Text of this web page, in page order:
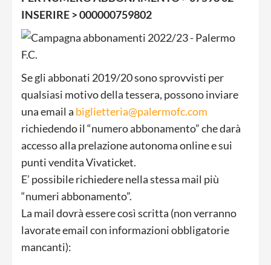
INSERIRE > 000000759802
Se gli abbonati 2019/20 sono sprovvisti per
qualsiasi motivo della tessera, possono inviare
una email a biglietteria@palermofc.com
richiedendo il “numero abbonamento” che darà
accesso alla prelazione autonoma online e sui
punti vendita Vivaticket.
E’ possibile richiedere nella stessa mail più
“numeri abbonamento”.
La mail dovrà essere così scritta (non verranno
lavorate email con informazioni obbligatorie
mancanti):